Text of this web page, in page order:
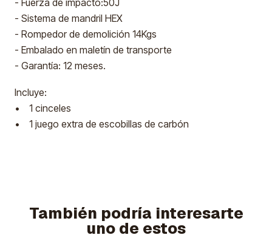
- Fuerza de impacto:50J
- Sistema de mandril HEX
- Rompedor de demolición 14Kgs
- Embalado en maletín de transporte
- Garantía: 12 meses.
Incluye:
• 1 cinceles
• 1 juego extra de escobillas de carbón
También podría interesarte
uno de estos